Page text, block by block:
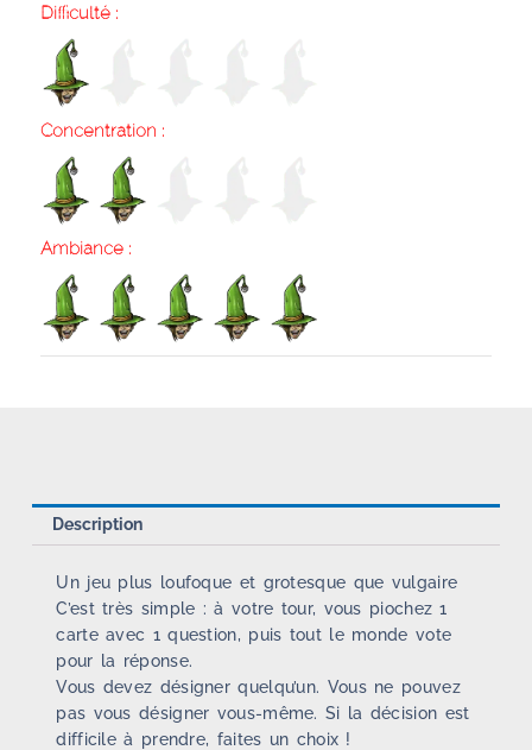
Difficulté :
Concentration :
Ambiance :
Description
Un jeu plus loufoque et grotesque que vulgaire
C’est très simple : à votre tour, vous piochez 1
carte avec 1 question, puis tout le monde vote
pour la réponse.
Vous devez désigner quelqu’un. Vous ne pouvez
pas vous désigner vous-même. Si la décision est
difficile à prendre, faites un choix !